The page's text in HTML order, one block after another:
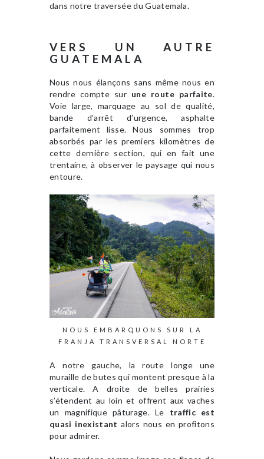
dans notre traversée du Guatemala.
VERS UN AUTRE
GUATEMALA
Nous nous élançons sans même nous en
rendre compte sur une route parfaite.
Voie large, marquage au sol de qualité,
bande d’arrêt d’urgence, asphalte
parfaitement lisse. Nous sommes trop
absorbés par les premiers kilomètres de
cette dernière section, qui en fait une
trentaine, à observer le paysage qui nous
entoure.
NOUS EMBARQUONS SUR LA
FRANJA TRANSVERSAL NORTE
A notre gauche, la route longe une
muraille de butes qui montent presque à la
verticale. A droite de belles prairies
s’étendent au loin et offrent aux vaches
un magnifique pâturage. Le traffic est
quasi inexistant alors nous en profitons
pour admirer.